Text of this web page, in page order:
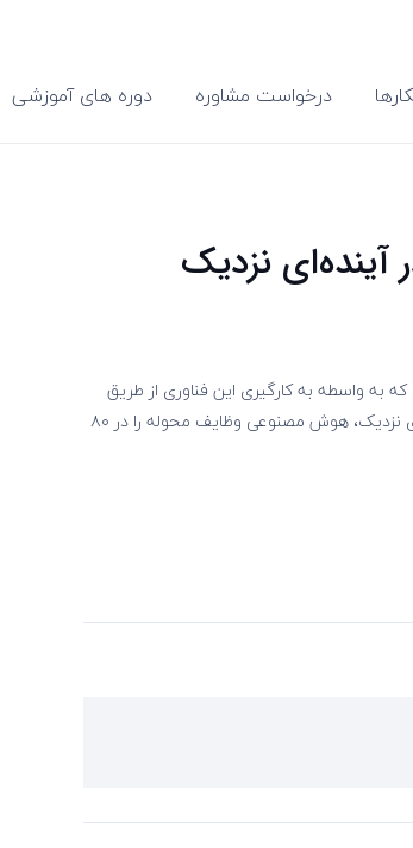
درخواست مشاوره دوره های آموزشی
نزدیک
واسطه به کارگیری این فناوری از طریق
پلتفرم‌های ارائه‌دهنده هوش مصنوعی مولد و نیز دموکراتیزه شدن آن‌ها، احتمالاً در آینده‌ای نزدیک، هوش مصنوعی وظایف محوله را در ۸۰